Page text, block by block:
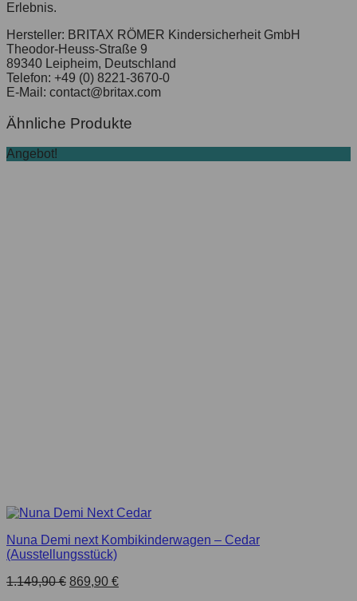
Erlebnis.
Hersteller: BRITAX RÖMER Kindersicherheit GmbH
Theodor-Heuss-Straße 9
89340 Leipheim, Deutschland
Telefon: +49 (0) 8221-3670-0
E-Mail: contact@britax.com
Ähnliche Produkte
Angebot!
Nuna Demi next Kombikinderwagen – Cedar
(Ausstellungsstück)
1.149,90€ 869,90 €